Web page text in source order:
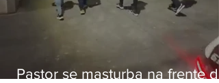
Pastor se masturba na frente de